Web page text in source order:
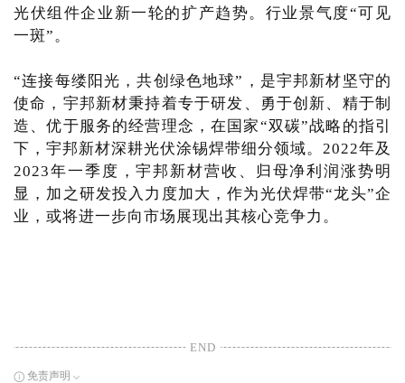
光伏组件企业新一轮的扩产趋势。行业景气度“可见
一斑”。
“连接每缕阳光，共创绿色地球”，是宇邦新材坚守的
使命，宇邦新材秉持着专于研发、勇于创新、精于制
造、优于服务的经营理念，在国家“双碳”战略的指引
下，宇邦新材深耕光伏涂锡焊带细分领域。2022年及
2023年一季度，宇邦新材营收、归母净利润涨势明
显，加之研发投入力度加大，作为光伏焊带“龙头”企
业，或将进一步向市场展现出其核心竞争力。
END
免责声明